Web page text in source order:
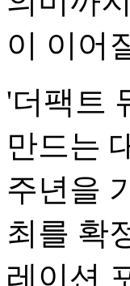
이 이어
'더팩트
만드는
주년을
최를 확
레이션